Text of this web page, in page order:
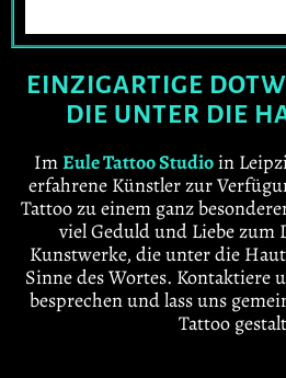
EINZIGARTIGE
DIE UNTER DIE
ImEule Tattoo Studioin
erfahrene Künstler zur
Tattoo zu einem ganz
viel Geduld und Liebe zum
Kunstwerke, die unter die
Sinne des Wortes. Kontaktiere
besprechen und lass uns
Tattoo